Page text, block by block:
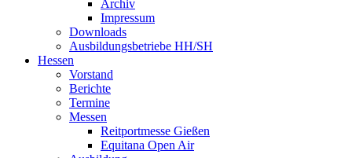
Archiv
Impressum
Downloads
Ausbildungsbetriebe HH/SH
Hessen
Vorstand
Berichte
Termine
Messen
Reitportmesse Gießen
Equitana Open Air